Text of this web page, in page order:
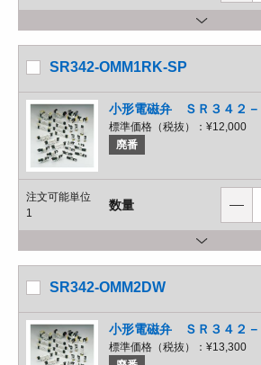
SR342-OMM1RK-SP
小形電磁弁 ＳＲ３４２－
標準価格（税抜）： ¥12,000
廃番
注文可能単位
1
数量
SR342-OMM2DW
小形電磁弁 ＳＲ３４２－
標準価格（税抜）： ¥13,300